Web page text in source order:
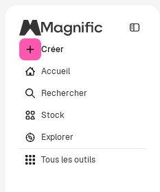
Créer
Accueil
Rechercher
Stock
Explorer
Tous les outils